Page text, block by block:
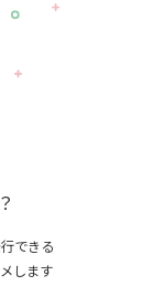
できる
します